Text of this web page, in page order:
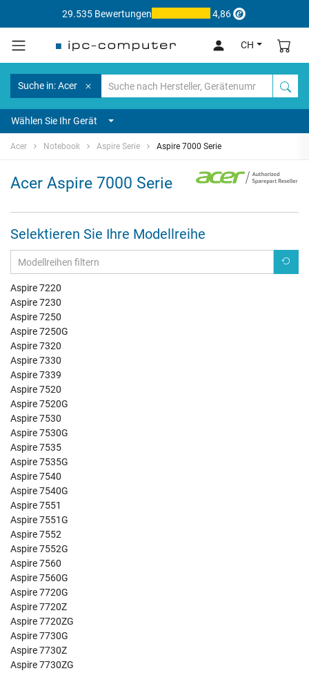
29.535 Bewertungen 4,86
CH
Suche in: Acer
Wählen Sie Ihr Gerät
Acer Notebook Aspire Serie Aspire 7000 Serie
Acer Aspire 7000 Serie
Selektieren Sie Ihre Modellreihe
Aspire 7220
Aspire 7230
Aspire 7250
Aspire 7250G
Aspire 7320
Aspire 7330
Aspire 7339
Aspire 7520
Aspire 7520G
Aspire 7530
Aspire 7530G
Aspire 7535
Aspire 7535G
Aspire 7540
Aspire 7540G
Aspire 7551
Aspire 7551G
Aspire 7552
Aspire 7552G
Aspire 7560
Aspire 7560G
Aspire 7720G
Aspire 7720Z
Aspire 7720ZG
Aspire 7730G
Aspire 7730Z
Aspire 7730ZG